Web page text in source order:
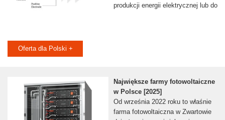
produkcji energii elektrycznej lub do
Oferta dla Polski +
Największe farmy fotowoltaiczne
w Polsce [2025]
Od września 2022 roku to właśnie
farma fotowoltaiczna w Zwartowie